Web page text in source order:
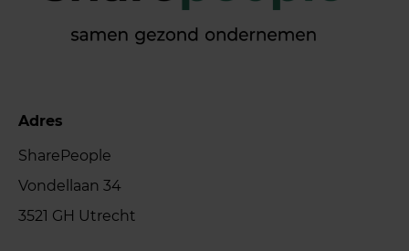
Adres
SharePeople
Vondellaan 34
3521 GH Utrecht